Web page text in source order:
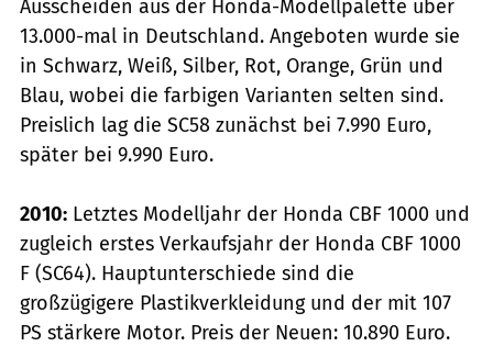
Ausscheiden aus der Honda-Modellpalette über
13.000-mal in Deutschland. Angeboten wurde sie
in Schwarz, Weiß, Silber, Rot, ­Orange, Grün und
Blau, wobei die farbigen Varianten selten sind.
Preislich lag die SC58 zunächst bei 7.990 Euro,
später bei 9.990 Euro.
2010: Letztes Modelljahr der Honda CBF 1000 und
zugleich erstes Verkaufsjahr der Honda CBF 1000
F (SC64). Hauptunterschiede sind die
großzügigere Plastikverkleidung und der mit 107
PS stärkere Motor. Preis der Neuen: 10.890 Euro.